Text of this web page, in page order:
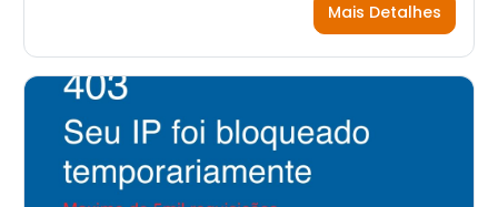
Mais Detalhes